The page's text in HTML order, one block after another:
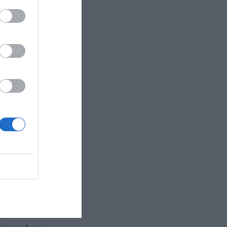
στο νερό,
τις 25
το
του 2023,
την